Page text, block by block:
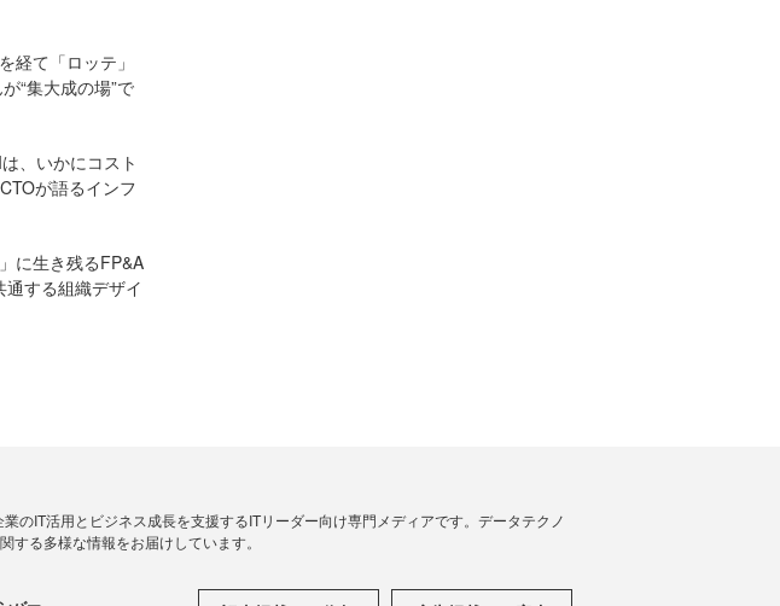
経て「ロッテ」
“集大成の場”で
、いかにコスト
が語るインフ
に生き残るFP&A
する組織デザイ
のIT活用とビジネス成長を支援するITリーダー向け専門メディアです。データテクノ
する多様な情報をお届けしています。